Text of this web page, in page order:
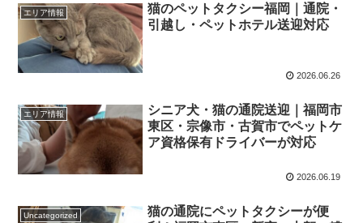
エリア情報
猫のペットタクシー福岡｜通院・
引越し・ペットホテル送迎対応
2026.06.26
エリア情報
シニア犬・猫の通院送迎｜福岡市
東区・宗像市・古賀市でペットケ
ア資格保有ドライバーが対応
2026.06.19
Uncategorized
猫の通院にペットタクシーが便